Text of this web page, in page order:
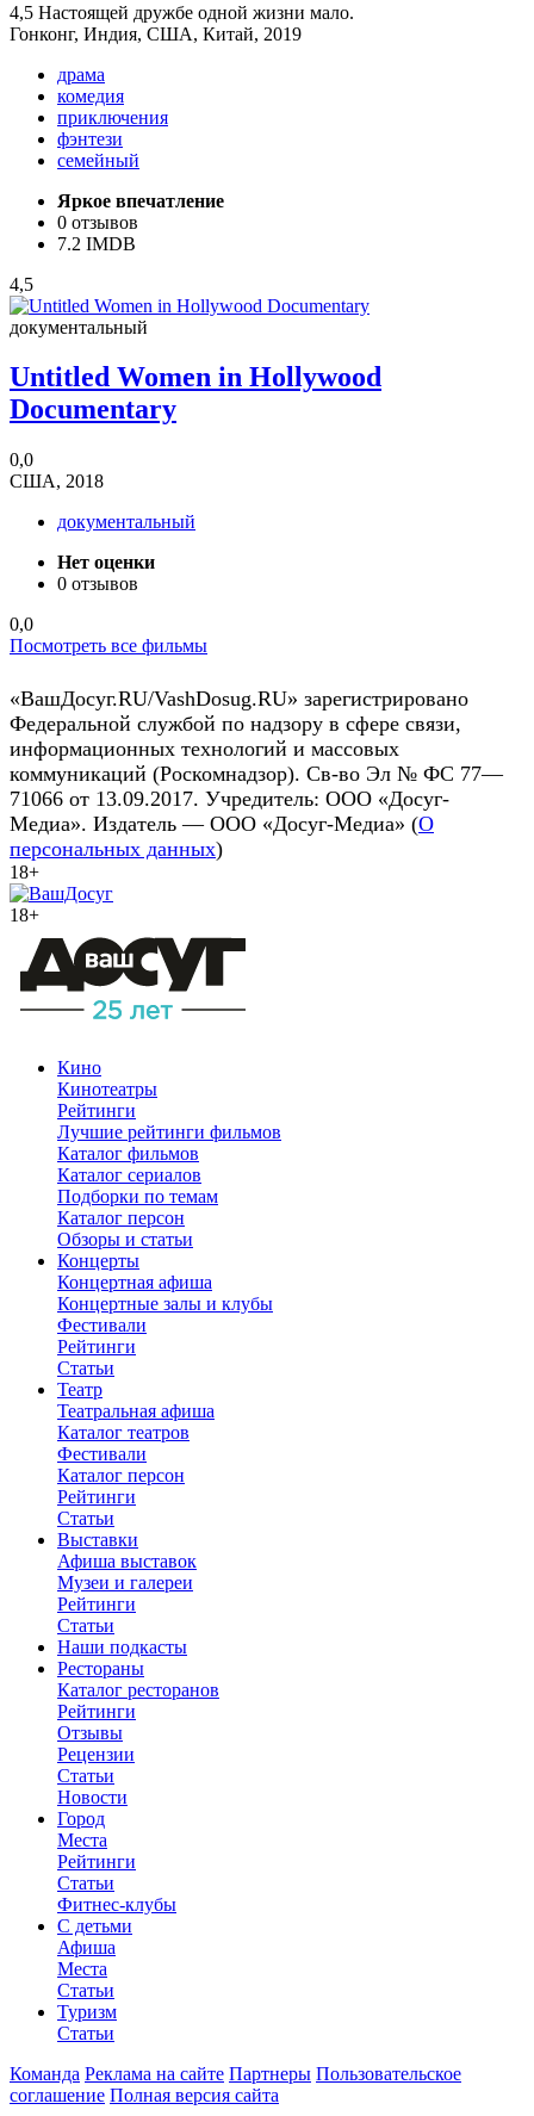
4,5 Настоящей дружбе одной жизни мало.
Гонконг, Индия, США, Китай, 2019
драма
комедия
приключения
фэнтези
семейный
Яркое впечатление
0 отзывов
7.2 IMDB
4,5
документальный
Untitled Women in Hollywood
Documentary
0,0
США, 2018
документальный
Нет оценки
0 отзывов
0,0
Посмотреть все фильмы
«ВашДосуг.RU/VashDosug.RU» зарегистрировано
Федеральной службой по надзору в сфере связи,
информационных технологий и массовых
коммуникаций (Роскомнадзор). Св-во Эл № ФС 77—
71066 от 13.09.2017. Учредитель: ООО «Досуг-
Медиа». Издатель — ООО «Досуг-Медиа» (О
персональных данных)
18+
18+
Кино
Кинотеатры
Рейтинги
Лучшие рейтинги фильмов
Каталог фильмов
Каталог сериалов
Подборки по темам
Каталог персон
Обзоры и статьи
Концерты
Концертная афиша
Концертные залы и клубы
Фестивали
Рейтинги
Статьи
Театр
Театральная афиша
Каталог театров
Фестивали
Каталог персон
Рейтинги
Статьи
Выставки
Афиша выставок
Музеи и галереи
Рейтинги
Статьи
Наши подкасты
Рестораны
Каталог ресторанов
Рейтинги
Отзывы
Рецензии
Статьи
Новости
Город
Места
Рейтинги
Статьи
Фитнес-клубы
С детьми
Афиша
Места
Статьи
Туризм
Статьи
Команда Реклама на сайте Партнеры Пользовательское
соглашение Полная версия сайта